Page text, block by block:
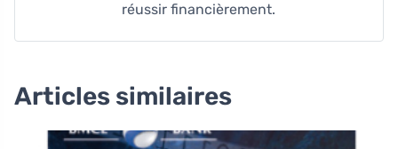
réussir financièrement.
Articles similaires